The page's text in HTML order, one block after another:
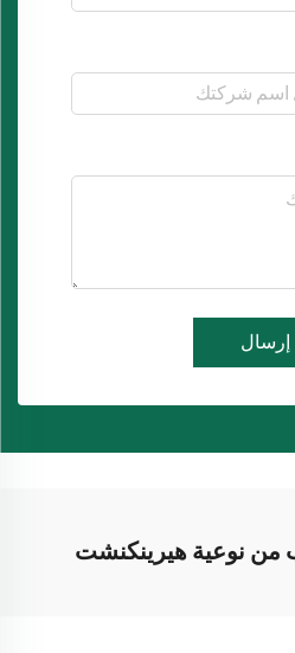
إرسال
من نوعية هيرينكنشت